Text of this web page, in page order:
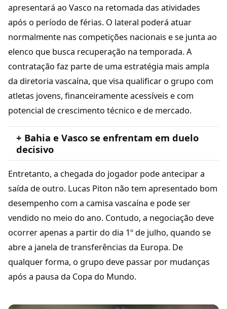
apresentará ao Vasco na retomada das atividades
após o período de férias. O lateral poderá atuar
normalmente nas competições nacionais e se junta ao
elenco que busca recuperação na temporada. A
contratação faz parte de uma estratégia mais ampla
da diretoria vascaína, que visa qualificar o grupo com
atletas jovens, financeiramente acessíveis e com
potencial de crescimento técnico e de mercado.
+ Bahia e Vasco se enfrentam em duelo
decisivo
Entretanto, a chegada do jogador pode antecipar a
saída de outro. Lucas Piton não tem apresentado bom
desempenho com a camisa vascaína e pode ser
vendido no meio do ano. Contudo, a negociação deve
ocorrer apenas a partir do dia 1º de julho, quando se
abre a janela de transferências da Europa. De
qualquer forma, o grupo deve passar por mudanças
após a pausa da Copa do Mundo.